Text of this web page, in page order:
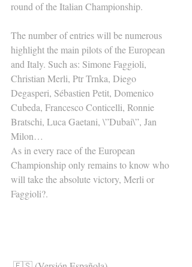
round of the Italian Championship.
The number of entries will be numerous
highlight the main pilots of the European
and Italy. Such as: Simone Faggioli,
Christian Merli, Ptr Trnka, Diego
Degasperi, Sébastien Petit, Domenico
Cubeda, Francesco Conticelli, Ronnie
Bratschi, Luca Gaetani, \”Dubai\”, Jan
Milon…
As in every race of the European
Championship only remains to know who
will take the absolute victory, Merli or
Faggioli?.